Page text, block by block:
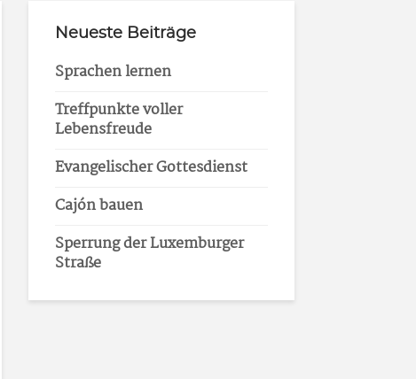
Neueste Beiträge
Sprachen lernen
Treffpunkte voller
Lebensfreude
Evangelischer Gottesdienst
Cajón bauen
Sperrung der Luxemburger
Straße